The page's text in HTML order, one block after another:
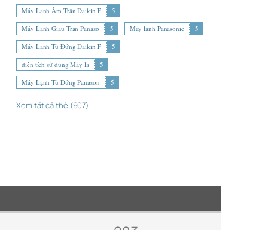
Máy Lạnh Âm Trần Daikin F
5
Máy Lạnh Giấu Trần Panaso
5 Máy lạnh Panasonic
5
Máy Lạnh Tủ Đứng Daikin F
5
diện tích sử dụng Máy lạ
5
Máy Lạnh Tủ Đứng Panason
5
Xem tất cả thẻ (907)